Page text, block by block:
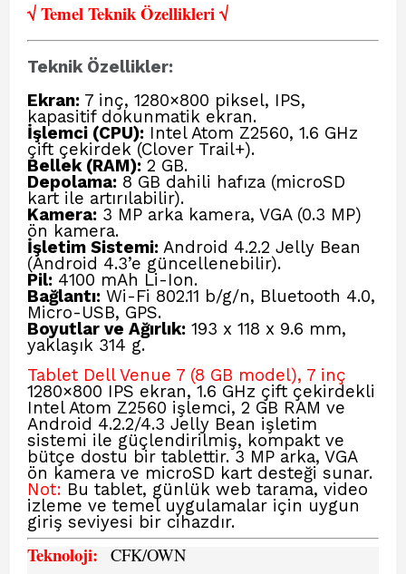
√ Temel Teknik Özellikleri √
Teknik Özellikler:
Ekran: 7 inç, 1280×800 piksel, IPS,
kapasitif dokunmatik ekran.
İşlemci (CPU): Intel Atom Z2560, 1.6 GHz
çift çekirdek (Clover Trail+).
Bellek (RAM): 2 GB.
Depolama: 8 GB dahili hafıza (microSD
kart ile artırılabilir).
Kamera: 3 MP arka kamera, VGA (0.3 MP)
ön kamera.
İşletim Sistemi: Android 4.2.2 Jelly Bean
(Android 4.3’e güncellenebilir).
Pil: 4100 mAh Li-Ion.
Bağlantı: Wi-Fi 802.11 b/g/n, Bluetooth 4.0,
Micro-USB, GPS.
Boyutlar ve Ağırlık: 193 x 118 x 9.6 mm,
yaklaşık 314 g.
Tablet Dell Venue 7 (8 GB model), 7 inç
1280×800 IPS ekran, 1.6 GHz çift çekirdekli
Intel Atom Z2560 işlemci, 2 GB RAM ve
Android 4.2.2/4.3 Jelly Bean işletim
sistemi ile güçlendirilmiş, kompakt ve
bütçe dostu bir tablettir. 3 MP arka, VGA
ön kamera ve microSD kart desteği sunar.
Not: Bu tablet, günlük web tarama, video
izleme ve temel uygulamalar için uygun
giriş seviyesi bir cihazdır.
Teknoloji: CFK/OWN